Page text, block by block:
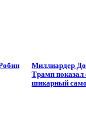
Миллиардер
Трамп показал
шикарный